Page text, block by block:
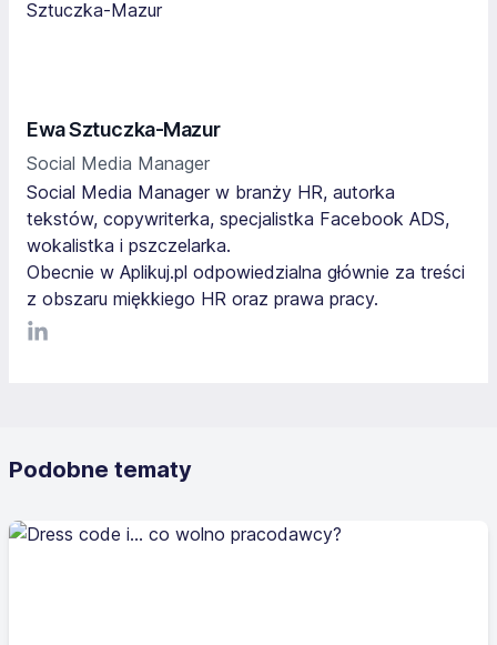
Ewa Sztuczka-Mazur
Social Media Manager
Social Media Manager w branży HR, autorka
tekstów, copywriterka, specjalistka Facebook ADS,
wokalistka i pszczelarka.
Obecnie w Aplikuj.pl odpowiedzialna głównie za treści
z obszaru miękkiego HR oraz prawa pracy.
LinkediIn
Podobne tematy